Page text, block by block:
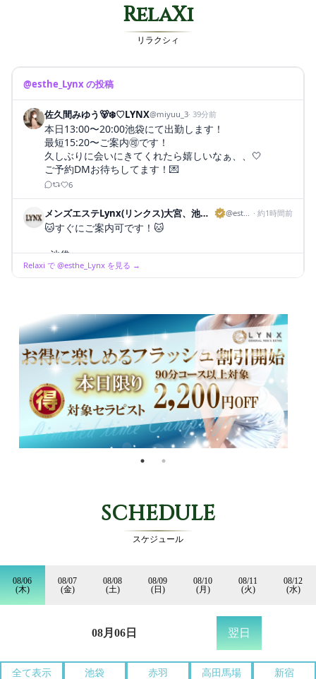
RelaXi
リラクシィ
SCHEDULE
スケジュール
08/06
(木)
08/07
(金)
08/08
(土)
08/09
(日)
08/10
(月)
08/11
(火)
08/12
(水)
08月06日 翌日
全て表示 池袋 赤羽 高田馬場 新宿